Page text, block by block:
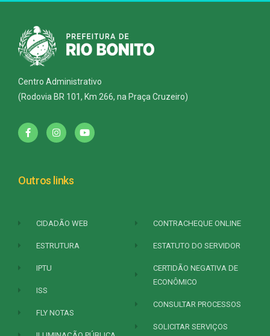
Centro Administrativo
(Rodovia BR 101, Km 266, na Praça Cruzeiro)
Outros links
CIDADÃO WEB
ESTRUTURA
IPTU
ISS
FLY NOTAS
CONTRACHEQUE ONLINE
ESTATUTO DO SERVIDOR
CERTIDÃO NEGATIVA DE
ECONÔMICO
CONSULTAR PROCESSOS
SOLICITAR SERVIÇOS